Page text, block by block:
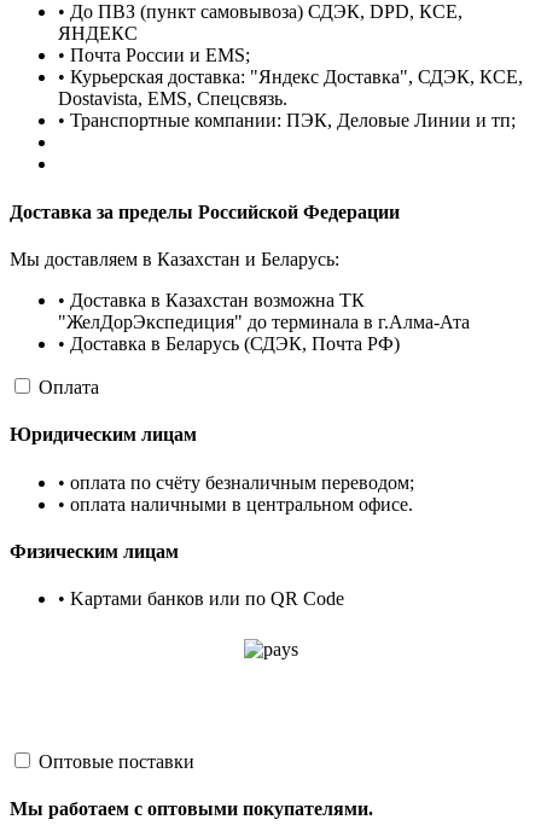
• До ПВЗ (пункт самовывоза) СДЭК, DPD, КСЕ,
ЯНДЕКС
• Почта России и EMS;
• Курьерская доставка: "Яндекс Доставка", СДЭК, КСЕ,
Dostavista, EMS, Спецсвязь.
• Транспортные компании: ПЭК, Деловые Линии и тп;
Доставка за пределы Российской Федерации
Мы доставляем в Казахстан и Беларусь:
• Доставка в Казахстан возможна ТК
"ЖелДорЭкспедиция" до терминала в г.Алма-Ата
• Доставка в Беларусь (СДЭК, Почта РФ)
Оплата
Юридическим лицам
• оплата по счёту безналичным переводом;
• оплата наличными в центральном офисе.
Физическим лицам
• Kартами банков или по QR Code
Оптовые поставки
Мы работаем с оптовыми покупателями.